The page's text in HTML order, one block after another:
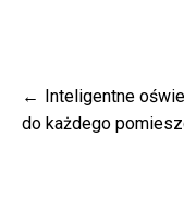
Nawigacja
wpisu
Inteligentne
do każdego